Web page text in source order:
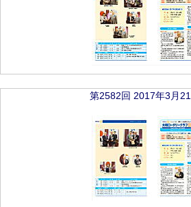
第2582回 2017年3月